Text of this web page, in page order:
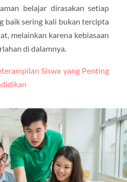
belajar dirasakan setiap
baik sering kali bukan tercipta
melainkan karena kebiasaan
di dalamnya.
Siswa yang Penting